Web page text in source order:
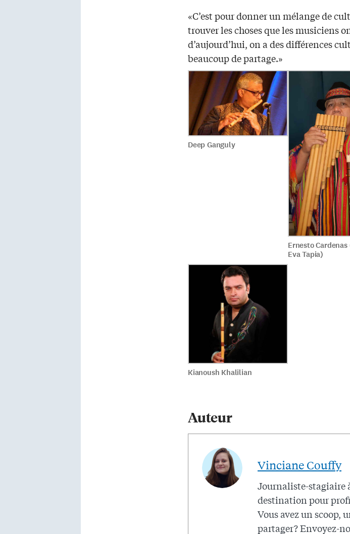
«C’est pour donner un mélange de
trouver les choses que les musiciens
d’aujourd’hui, on a des différences
beaucoup de partage.»
Deep Ganguly
Ernesto Cardenas
Eva Tapia)
Kianoush Khalilian
Auteur
Vinciane Couffy
Journaliste-stagiaire
destination pour
Vous avez un scoop,
partager? Envoyez-